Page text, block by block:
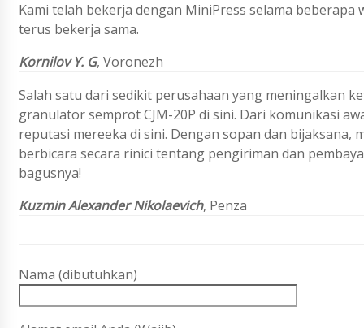
Kami telah bekerja dengan MiniPress selama
terus bekerja sama.
Kornilov Y. G, Voronezh
Salah satu dari sedikit perusahaan yang meningalkan
granulator semprot CJM-20P di sini. Dari komunikasi
reputasi mereeka di sini. Dengan sopan dan bijaksana,
berbicara secara rinici tentang pengiriman dan
bagusnya!
Kuzmin Alexander Nikolaevich, Penza
Nama (dibutuhkan)